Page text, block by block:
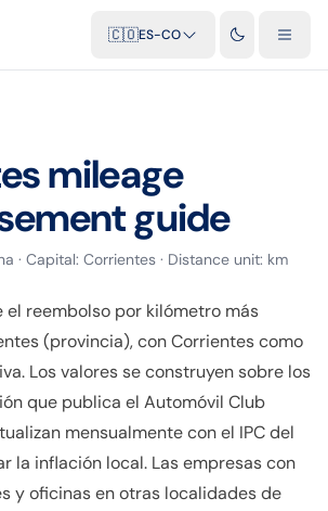
🇨🇴ES-CO
mileage
guide
· Capital: Corrientes · Distance unit: km
el reembolso por kilómetro más
(provincia), con Corrientes como
Los valores se construyen sobre los
que publica el Automóvil Club
mensualmente con el IPC del
la inflación local. Las empresas con
y oficinas en otras localidades de